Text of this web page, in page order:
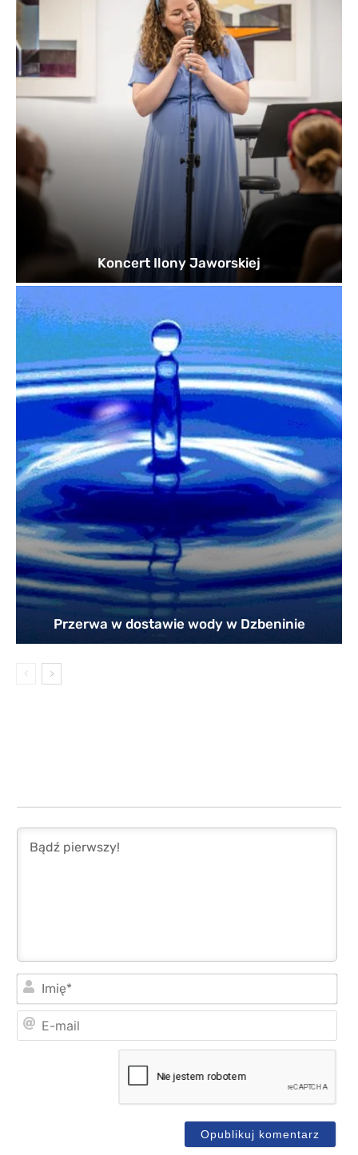
Koncert Ilony Jaworskiej
Przerwa w dostawie wody w Dzbeninie